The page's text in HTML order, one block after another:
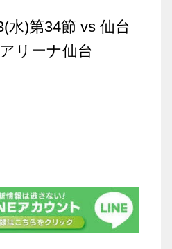
水)第34節 vs 仙台
リーナ仙台